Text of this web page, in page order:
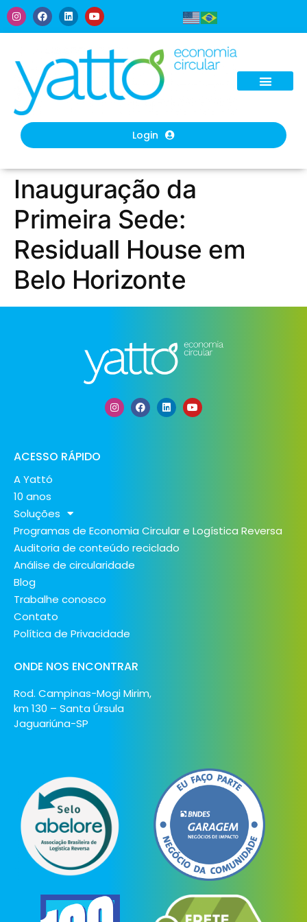
Login
Inauguração da
Primeira Sede:
Residuall House em
Belo Horizonte
ACESSO RÁPIDO
A Yattó
10 anos
Soluções
Programas de Economia Circular e Logística Reversa
Auditoria de conteúdo reciclado
Análise de circularidade
Blog
Trabalhe conosco
Contato
Política de Privacidade
ONDE NOS ENCONTRAR
Rod. Campinas-Mogi Mirim,
km 130 – Santa Úrsula
Jaguariúna-SP